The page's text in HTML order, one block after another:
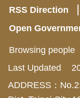
RSS Direction
Open
Browsing people
Last Updated
ADDRESS：